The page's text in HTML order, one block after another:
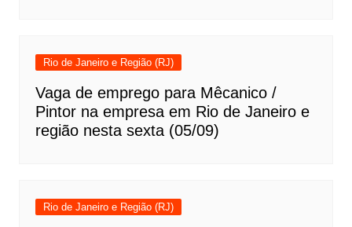
Rio de Janeiro e Região (RJ)
Vaga de emprego para Mêcanico /
Pintor na empresa em Rio de Janeiro e
região nesta sexta (05/09)
Rio de Janeiro e Região (RJ)